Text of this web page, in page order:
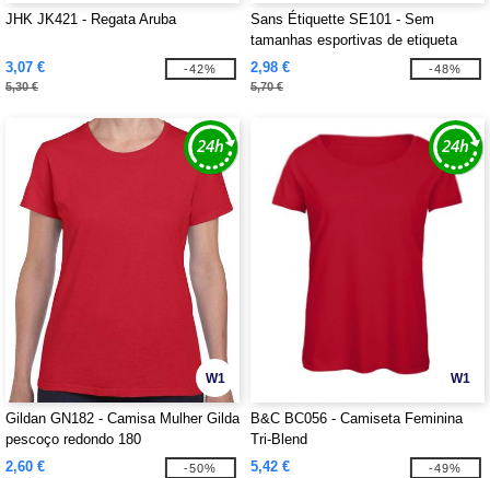
JHK JK421 - Regata Aruba
3,07 €
5,30 €
-42%
Sans Étiquette SE101 - Sem
tamanhas esportivas de etiqueta
Mulheres
2,98 €
5,70 €
-48%
W1
Gildan GN182 - Camisa Mulher Gilda
pescoço redondo 180
2,60 €
-50%
W1
B&C BC056 - Camiseta Feminina
Tri-Blend
5,42 €
-49%